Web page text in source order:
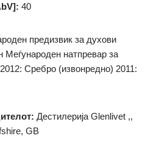
40
предизвик за духови
натпревар за
Сребро (извонредно) 2011:
Дестилерија Glenlivet ,,
GB